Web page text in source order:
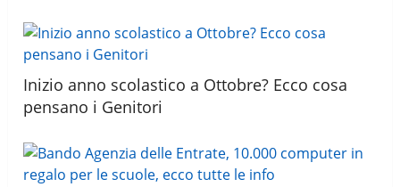
Inizio anno scolastico a Ottobre? Ecco cosa
pensano i Genitori